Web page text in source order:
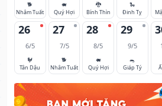
🐕
Nhâm Tuất
🐖
Quý Hợi
🐉
Bính Thìn
🐍
Đinh Tỵ
26
6/5
🐓
Tân Dậu
27
7/5
🐕
Nhâm Tuất
28
8/5
🐖
Quý Hợi
29
9/5
🐀
Giáp Tý